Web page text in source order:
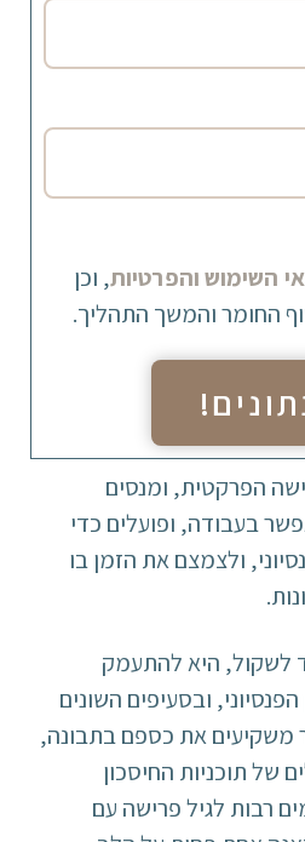
השימוש והפרטיות, וכן
החומר והמשך התהליך.
הפרקטית, ומנסים
בעבודה, ופועלים כדי
ולצמצם את הזמן בו
לשקול, היא להתעמק
ובסעיפים השונים
משקיעים את כספם בתבונה,
של תוכניות החיסכון
רבות לגיל פרישה עם